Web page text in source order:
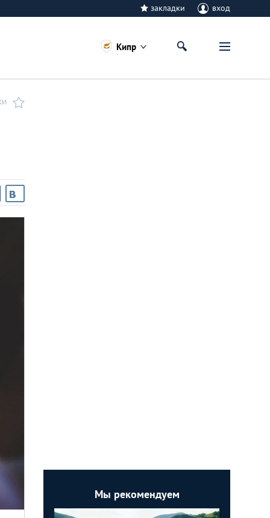
закладки вход
Кипр
Мы рекомендуем